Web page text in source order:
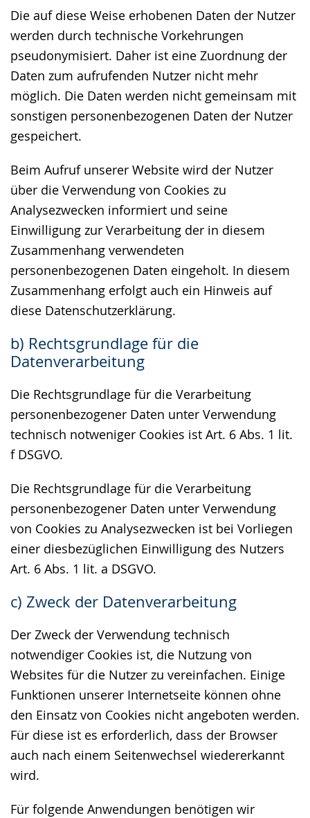
Die auf diese Weise erhobenen Daten der Nutzer
werden durch technische Vorkehrungen
pseudonymisiert. Daher ist eine Zuordnung der
Daten zum aufrufenden Nutzer nicht mehr
möglich. Die Daten werden nicht gemeinsam mit
sonstigen personenbezogenen Daten der Nutzer
gespeichert.
Beim Aufruf unserer Website wird der Nutzer
über die Verwendung von Cookies zu
Analysezwecken informiert und seine
Einwilligung zur Verarbeitung der in diesem
Zusammenhang verwendeten
personenbezogenen Daten eingeholt. In diesem
Zusammenhang erfolgt auch ein Hinweis auf
diese Datenschutzerklärung.
b) Rechtsgrundlage für die
Datenverarbeitung
Die Rechtsgrundlage für die Verarbeitung
personenbezogener Daten unter Verwendung
technisch notweniger Cookies ist Art. 6 Abs. 1 lit.
f DSGVO.
Die Rechtsgrundlage für die Verarbeitung
personenbezogener Daten unter Verwendung
von Cookies zu Analysezwecken ist bei Vorliegen
einer diesbezüglichen Einwilligung des Nutzers
Art. 6 Abs. 1 lit. a DSGVO.
c) Zweck der Datenverarbeitung
Der Zweck der Verwendung technisch
notwendiger Cookies ist, die Nutzung von
Websites für die Nutzer zu vereinfachen. Einige
Funktionen unserer Internetseite können ohne
den Einsatz von Cookies nicht angeboten werden.
Für diese ist es erforderlich, dass der Browser
auch nach einem Seitenwechsel wiedererkannt
wird.
Für folgende Anwendungen benötigen wir